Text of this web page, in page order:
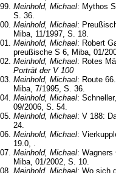
Meinhold, Michael: Mythos
S. 36.
Meinhold, Michael:
Miba, 11/1997, S. 18.
Meinhold, Michael: Robert
preußische S 6, Miba, 01/
Meinhold, Michael: Rotes
Porträt der V 100
Meinhold, Michael: Route
Miba, 7/1995, S. 36.
Meinhold, Michael:
09/2006, S. 54.
Meinhold, Michael: V 188:
24.
Meinhold, Michael:
19.0, .
Meinhold, Michael: Wagners
Miba, 01/2002, S. 10.
Meinhold, Michael: Wo sich